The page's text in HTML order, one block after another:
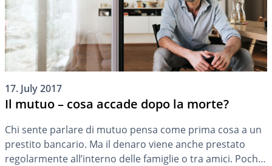
17. July 2017
Il mutuo – cosa accade dopo la morte?
Chi sente parlare di mutuo pensa come prima cosa a un
prestito bancario. Ma il denaro viene anche prestato
regolarmente all’interno delle famiglie o tra amici. Pochi